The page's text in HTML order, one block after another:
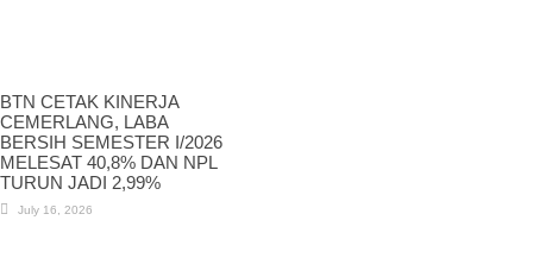
BTN CETAK KINERJA
CEMERLANG, LABA
BERSIH SEMESTER I/2026
MELESAT 40,8% DAN NPL
TURUN JADI 2,99%
July 16, 2026